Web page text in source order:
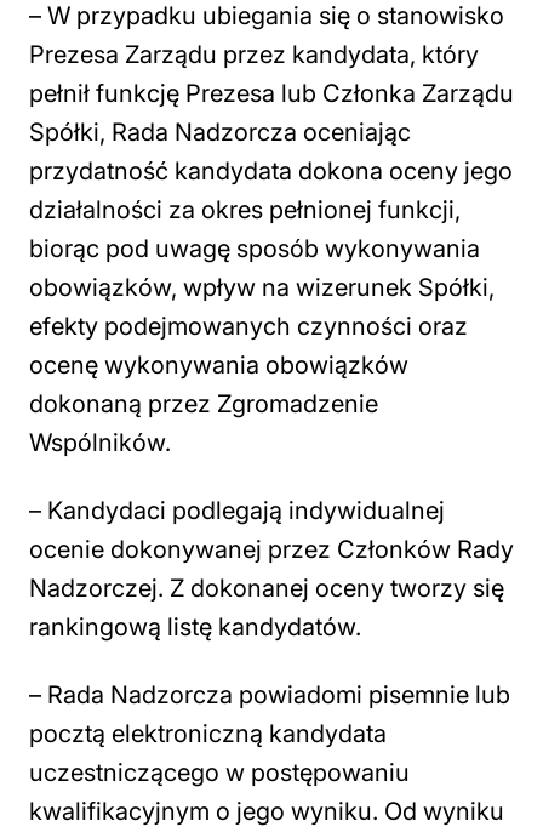
– W przypadku ubiegania się o stanowisko
Prezesa Zarządu przez kandydata, który
pełnił funkcję Prezesa lub Członka Zarządu
Spółki, Rada Nadzorcza oceniając
przydatność kandydata dokona oceny jego
działalności za okres pełnionej funkcji,
biorąc pod uwagę sposób wykonywania
obowiązków, wpływ na wizerunek Spółki,
efekty podejmowanych czynności oraz
ocenę wykonywania obowiązków
dokonaną przez Zgromadzenie
Wspólników.
– Kandydaci podlegają indywidualnej
ocenie dokonywanej przez Członków Rady
Nadzorczej. Z dokonanej oceny tworzy się
rankingową listę kandydatów.
– Rada Nadzorcza powiadomi pisemnie lub
pocztą elektroniczną kandydata
uczestniczącego w postępowaniu
kwalifikacyjnym o jego wyniku. Od wyniku